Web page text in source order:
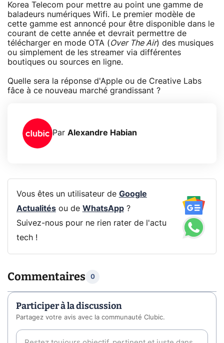
Korea Telecom pour mettre au point une gamme de
baladeurs numériques Wifi. Le premier modèle de
cette gamme est annoncé pour être disponible dans le
courant de cette année et devrait permettre de
télécharger en mode OTA (Over The Air) des musiques
ou simplement de les streamer via différentes
boutiques ou sources en ligne.
Quelle sera la réponse d'Apple ou de Creative Labs
fâce à ce nouveau marché grandissant ?
Par Alexandre Habian
Vous êtes un utilisateur de Google
Actualitésou de WhatsApp?
Suivez-nous pour ne rien rater de l'actu
tech !
Commentaires 0
Participer à la discussion
Partagez votre avis avec la communauté Clubic.